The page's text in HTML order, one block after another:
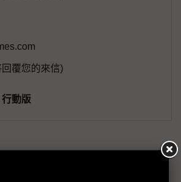
覆您的來信)
行動版